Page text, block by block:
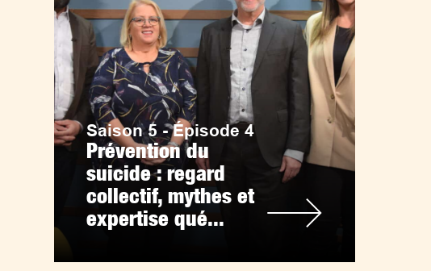
Saison 5 - Épisode 4
Prévention du
suicide : regard
collectif, mythes et
expertise qué...